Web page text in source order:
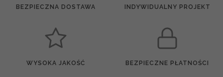
BEZPIECZNA DOSTAWA INDYWIDUALNY PROJEKT
WYSOKA JAKOŚĆ BEZPIECZNE PŁATNOŚCI